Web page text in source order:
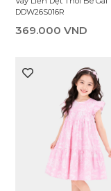
DDW26S016R
369.000 VND